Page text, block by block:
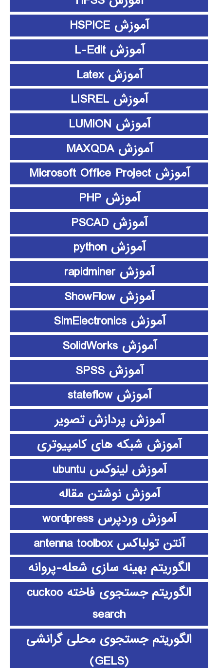
آموزش HSPICE
آموزش L-Edit
آموزش Latex
آموزش LISREL
آموزش LUMION
آموزش MAXQDA
آموزش Microsoft Office Project
آموزش PHP
آموزش PSCAD
آموزش python
آموزش rapidminer
آموزش ShowFlow
آموزش SimElectronics
آموزش SolidWorks
آموزش SPSS
آموزش stateflow
آموزش پردازش تصویر
آموزش شبکه های کامپیوتری
آموزش لینوکس ubuntu
آموزش نوشتن مقاله
آموزش وردپرس wordpress
آنتن تولباکس antenna toolbox
الگوریتم بهینه سازی شعله-پروانه
الگوریتم جستجوی فاخته cuckoo
search
الگوریتم جستجوی محلی گرانشی
(GELS)